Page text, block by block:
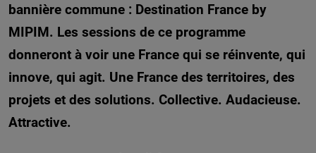
bannière commune : Destination France by
MIPIM. Les sessions de ce programme
donneront à voir une France qui se réinvente, qui
innove, qui agit. Une France des territoires, des
projets et des solutions. Collective. Audacieuse.
Attractive.